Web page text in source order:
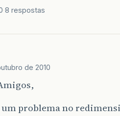
8 respostas
de 2010
problema no